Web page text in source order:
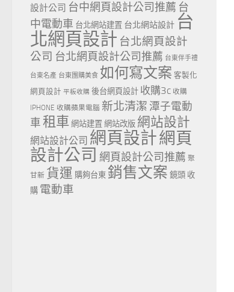
設計公司 台中網頁設計公司推薦 台
中電動車 台北網站建置 台北網站設計 台
北網頁設計 台北網頁設計
公司 台北網頁設計公司推薦 台東伴手禮
台東名產 台東團購美食 如何寫文案 客製化
網頁設計 平板收購 後台網頁設計 收購3c 收購
IPHONE 收購蘋果電腦 新北清潔 潭子電動
車租車 網站建置 網站改版 網站設計
網站設計公司 網頁設計網頁
設計公司 網頁設計公司推薦 聚
甘新 貨運 購夠台東 銷售文案 鏡頭 收
購 電動車